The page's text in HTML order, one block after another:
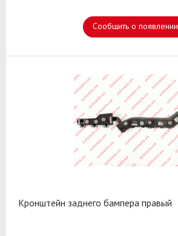
Сообщить о появлении
Кронштейн заднего бампера правый